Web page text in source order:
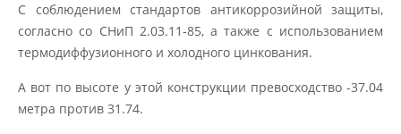
С соблюдением стандартов антикоррозийной защиты,
согласно со СНиП 2.03.11-85, а также с использованием
термодиффузионного и холодного цинкования.
А вот по высоте у этой конструкции превосходство -37.04
метра против 31.74.